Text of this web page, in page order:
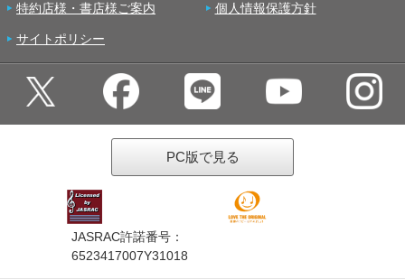
特約店様・書店様ご案内 個人情報保護方針
サイトポリシー
PC版で見る
JASRAC許諾番号：
6523417007Y31018